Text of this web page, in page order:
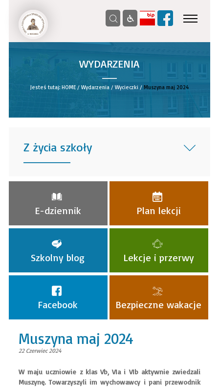
WYDARZENIA
__
Jesteś tutaj: HOME/ Wydarzenia/ Wycieczki/ Muszyna maj 2024
Z życia szkoły
______
E-dziennik Plan lekcji
Szkolny blog Lekcje i przerwy
Facebook Bezpieczne wakacje
Muszyna maj 2024
22 Czerwiec 2024
W maju uczniowie z klas Vb, VIa i VIb aktywnie zwiedzali
Muszynę. Towarzyszyli im wychowawcy i pani przewodnik